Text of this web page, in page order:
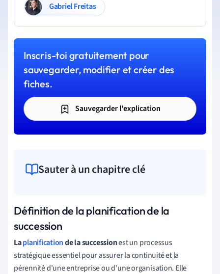
Gabriel Freitas
Inscris-toi gratuitement pour
sauvegarder, modifier et créer des
fiches.
Sauvegarder l'explication
Sauter à un chapitre clé
Définition de la planification de la
succession
Laplanificationde la successionest un processus
stratégique essentiel pour assurer la continuité et la
pérennité d'une entreprise ou d'une organisation. Elle